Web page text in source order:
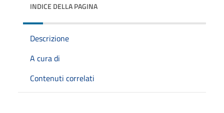
INDICE DELLA PAGINA
Descrizione
A cura di
Contenuti correlati